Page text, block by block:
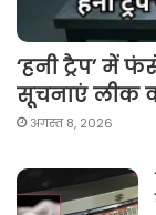
‘हनी ट्रैप’ में
सूचनाएं लीक
अगस्त 8, 2026